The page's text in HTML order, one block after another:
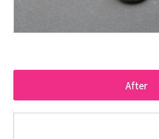
After